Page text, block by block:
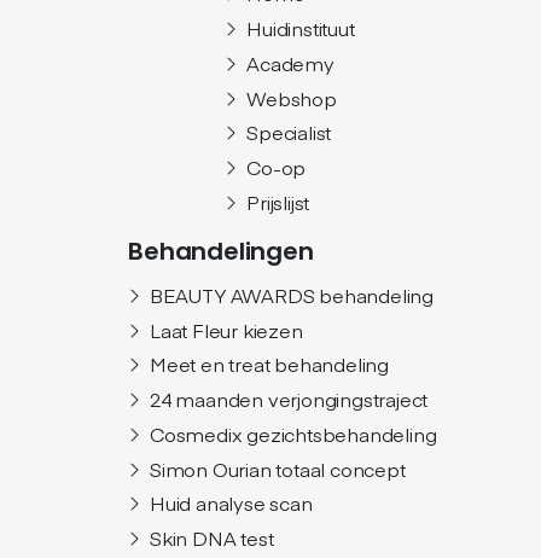
Huidinstituut
Academy
Webshop
Specialist
Co-op
Prijslijst
Behandelingen
BEAUTY AWARDS behandeling
Laat Fleur kiezen
Meet en treat behandeling
24 maanden verjongingstraject
Cosmedix gezichtsbehandeling
Simon Ourian totaal concept
Huid analyse scan
Skin DNA test